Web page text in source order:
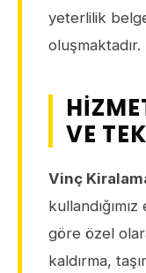
yeterlilik
oluşmaktadır.
VE
Vinç
göre özel
kaldırma,